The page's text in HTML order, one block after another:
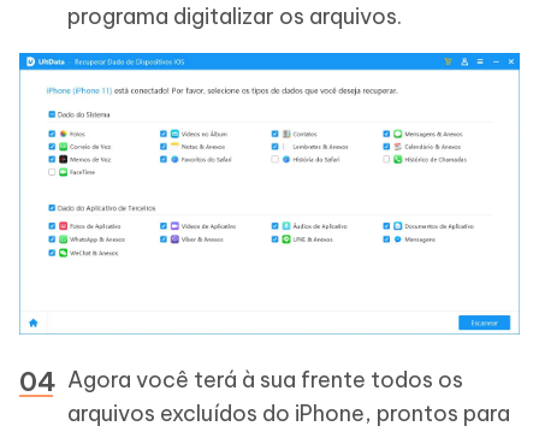
programa digitalizar os arquivos.
Agora você terá à sua frente todos os
arquivos excluídos do iPhone, prontos para